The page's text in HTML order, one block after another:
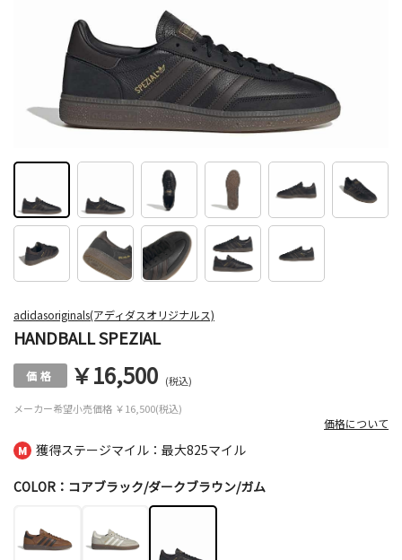
獲得ステージマイル：最大825マイル
adidasoriginals(アディダスオリジナルス)
HANDBALL SPEZIAL
メーカー希望小売価格 ￥16,500(税込)
￥16,500 (税込)
価格について
COLOR：コアブラック/ダークブラウン/ガム